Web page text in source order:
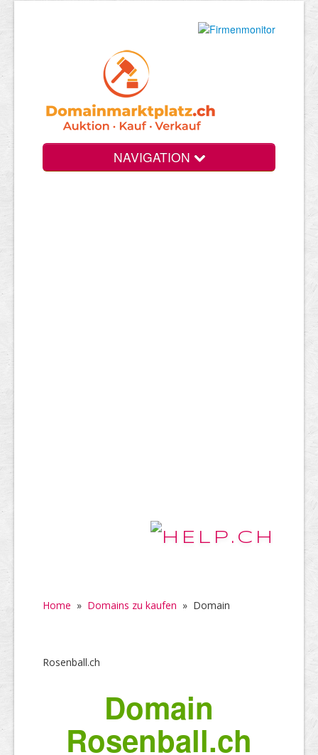
NAVIGATION
Home » Domains zu kaufen » Domain
Rosenball.ch
Domain
Rosenball.ch